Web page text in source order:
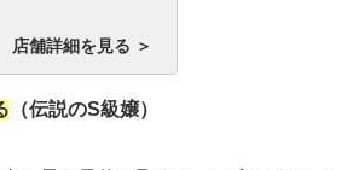
店舗詳細を見る ＞
（伝説のS級嬢）